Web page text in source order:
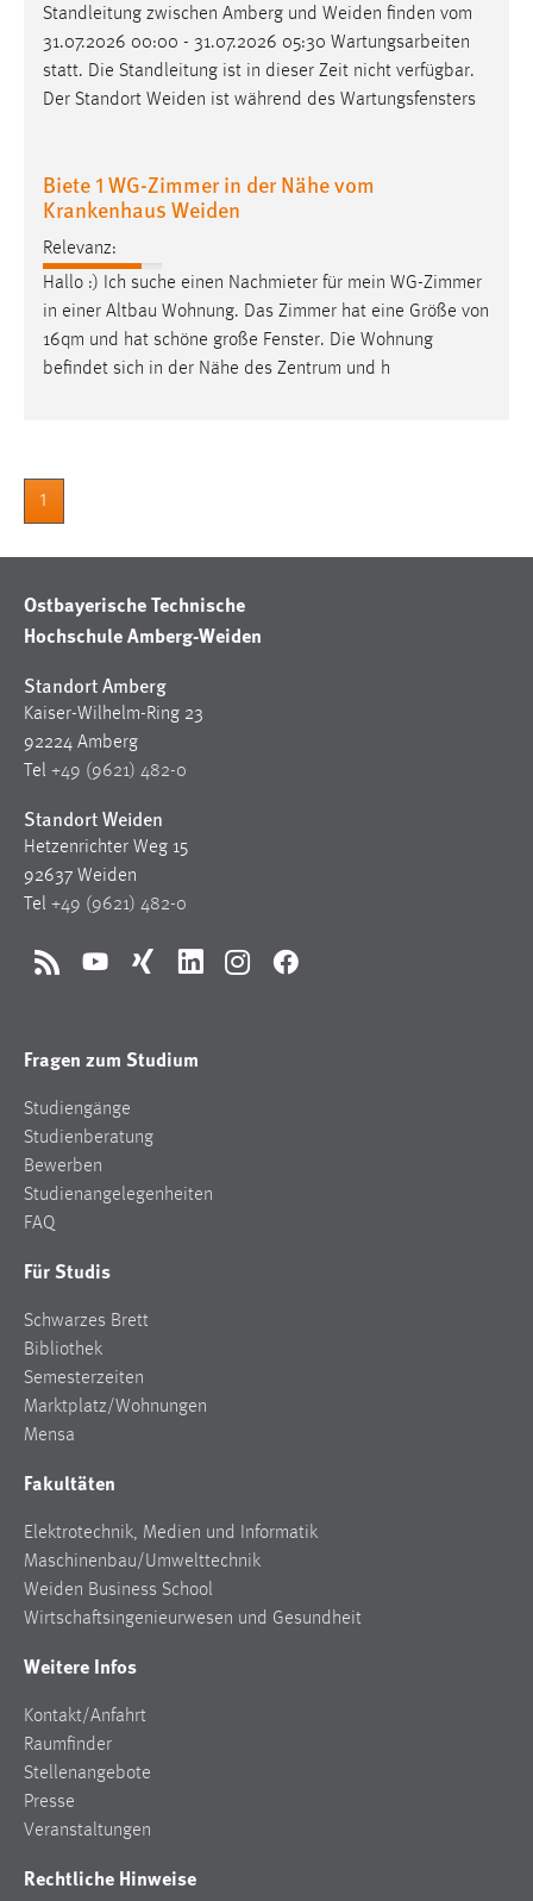
Standleitung zwischen Amberg und Weiden finden vom
31.07.2026 00:00 - 31.07.2026 05:30 Wartungsarbeiten
statt. Die Standleitung ist in dieser Zeit nicht verfügbar.
Der Standort Weiden ist während des Wartungsfensters
Biete 1 WG-Zimmer in der Nähe vom
Krankenhaus Weiden
Relevanz:
Hallo :) Ich suche einen Nachmieter für mein WG-Zimmer
in einer Altbau Wohnung. Das Zimmer hat eine Größe von
16qm und hat schöne große Fenster. Die Wohnung
befindet sich in der Nähe des Zentrum und h
1
Ostbayerische Technische
Hochschule Amberg-Weiden
Standort Amberg
Kaiser-Wilhelm-Ring 23
92224 Amberg
Tel +49 (9621) 482-0
Standort Weiden
Hetzenrichter Weg 15
92637 Weiden
Tel +49 (9621) 482-0
RSS YouTubeXing LinkedInInstagramFacebook
Fragen zum Studium
Studiengänge
Studienberatung
Bewerben
Studienangelegenheiten
FAQ
Für Studis
Schwarzes Brett
Bibliothek
Semesterzeiten
Marktplatz/Wohnungen
Mensa
Fakultäten
Elektrotechnik, Medien und Informatik
Maschinenbau/Umwelttechnik
Weiden Business School
Wirtschaftsingenieurwesen und Gesundheit
Weitere Infos
Kontakt/Anfahrt
Raumfinder
Stellenangebote
Presse
Veranstaltungen
Rechtliche Hinweise